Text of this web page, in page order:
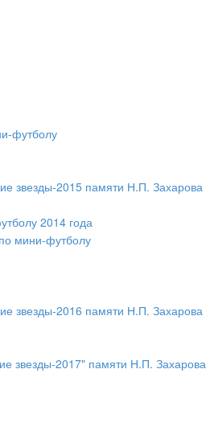
футболу
звезды-2015 памяти Н.П. Захарова
2014 года
мини-футболу
звезды-2016 памяти Н.П. Захарова
звезды-2017" памяти Н.П. Захарова